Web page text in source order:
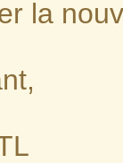
la